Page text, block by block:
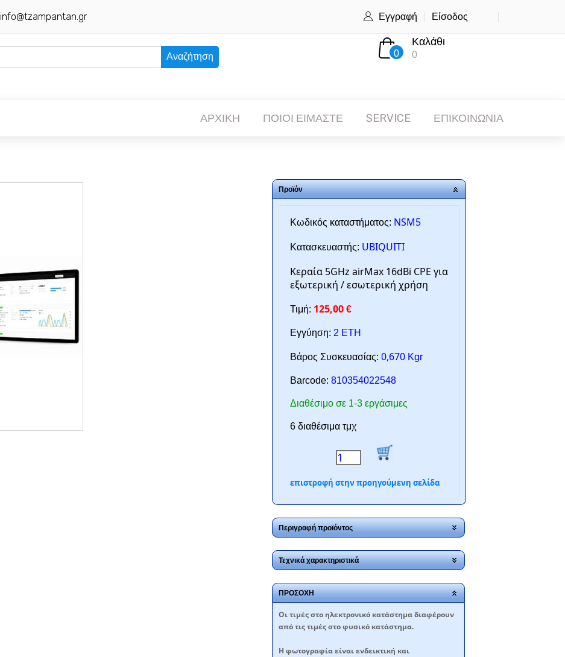
info@tzampantan.gr Εγγραφή Είσοδος
Αναζήτηση 0
Καλάθι
0
ΑΡΧΙΚΗ ΠΟΙΟΙ ΕΙΜΑΣΤΕ SERVICE ΕΠΙΚΟΙΝΩΝΙΑ
Προϊόν
Κωδικός καταστήματος: NSM5
Κατασκευαστής: UBIQUITI
Κεραία 5GHz airMax 16dBi CPE για
εξωτερική / εσωτερική χρήση
Τιμή: 125,00 €
Εγγύηση: 2 ΕΤΗ
Βάρος Συσκευασίας: 0,670 Kgr
Barcode: 810354022548
Διαθέσιμο σε 1-3 εργάσιμες
6 διαθέσιμα τμχ
επιστροφή στην προηγούμενη σελίδα
Περιγραφή προϊόντος
Τεχνικά χαρακτηριστικά
ΠΡΟΣΟΧΗ
Oι τιμές στο ηλεκτρονικό κατάστημα διαφέρουν
από τις τιμές στο φυσικό κατάστημα.
Η φωτογραφία είναι ενδεικτική και